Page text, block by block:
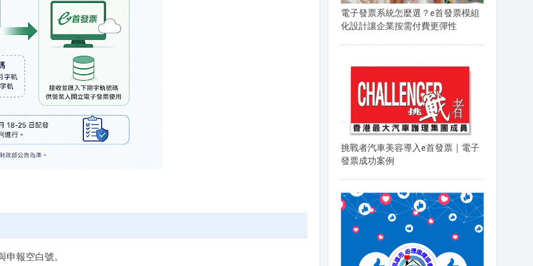
報空白號。
電子發票系統怎麼選？e首發票模組
化設計讓企業按需付費更彈性
挑戰者汽車美容導入e首發票｜電子
發票成功案例